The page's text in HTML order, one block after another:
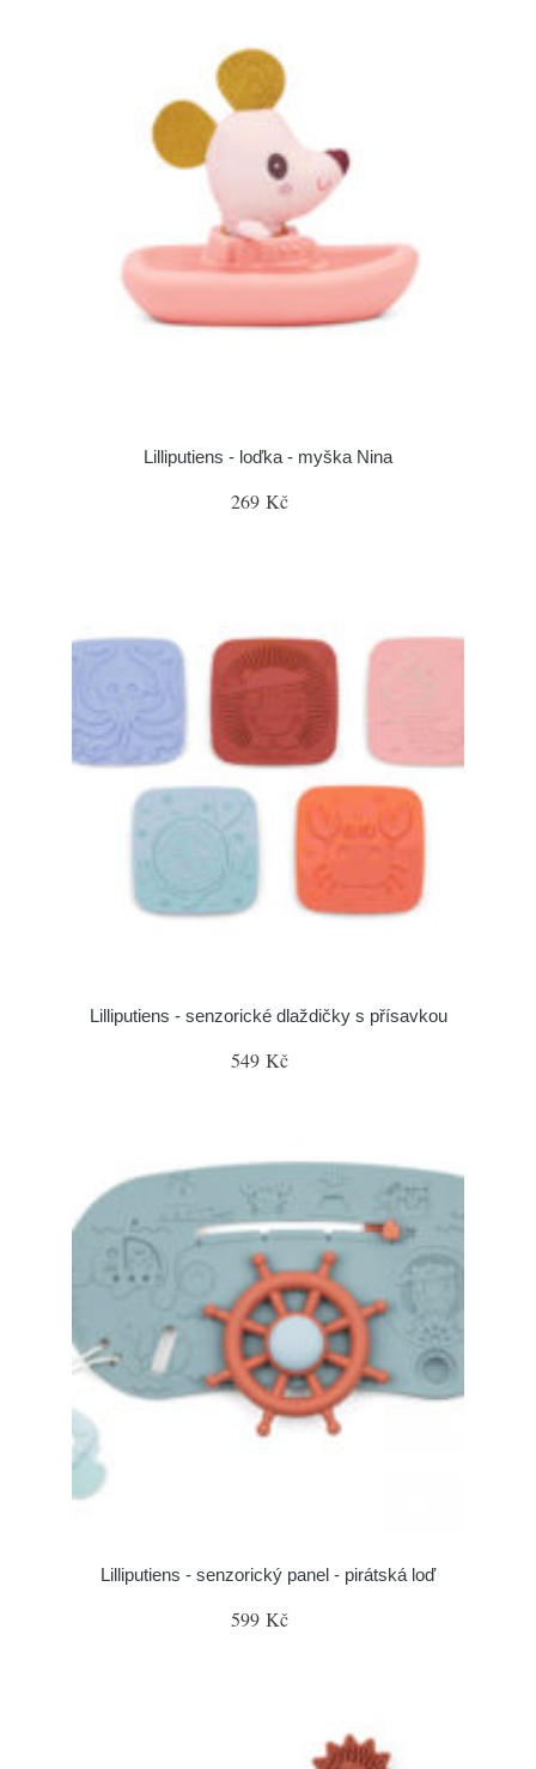
Lilliputiens - loďka - myška Nina
269 Kč
Lilliputiens - senzorické dlaždičky s přísavkou
549 Kč
Lilliputiens - senzorický panel - pirátská loď
599 Kč